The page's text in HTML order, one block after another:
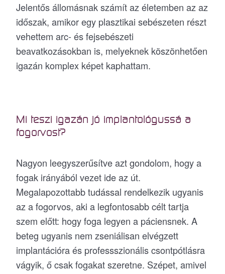
Jelentős állomásnak számít az életemben az az
időszak, amikor egy plasztikai sebészeten részt
vehettem arc- és fejsebészeti
beavatkozásokban is, melyeknek köszönhetően
igazán komplex képet kaphattam.
Mi teszi igazán jó implantológussá a
fogorvost?
Nagyon leegyszerűsítve azt gondolom, hogy a
fogak irányából vezet ide az út.
Megalapozottabb tudással rendelkezik ugyanis
az a fogorvos, aki a legfontosabb célt tartja
szem előtt: hogy foga legyen a páciensnek. A
beteg ugyanis nem zseniálisan elvégzett
implantációra és professszionális csontpótlásra
vágyik, ő csak fogakat szeretne. Szépet, amivel